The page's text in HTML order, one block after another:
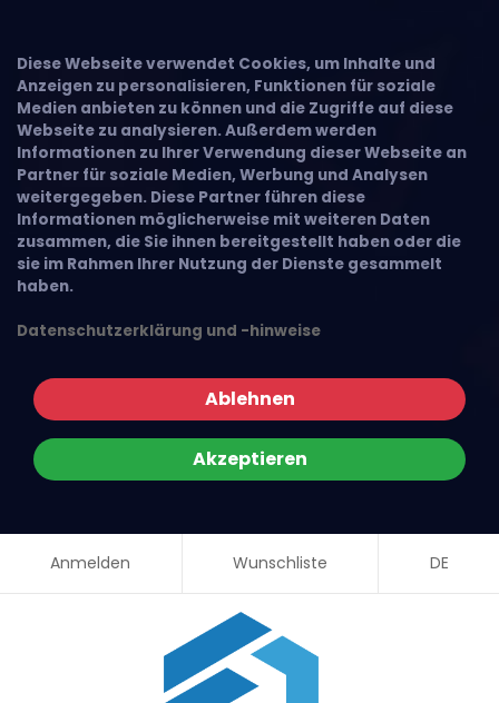
Diese Webseite verwendet Cookies, um Inhalte und
Anzeigen zu personalisieren, Funktionen für soziale
Medien anbieten zu können und die Zugriffe auf diese
Webseite zu analysieren. Außerdem werden
Informationen zu Ihrer Verwendung dieser Webseite an
Partner für soziale Medien, Werbung und Analysen
weitergegeben. Diese Partner führen diese
Informationen möglicherweise mit weiteren Daten
zusammen, die Sie ihnen bereitgestellt haben oder die
sie im Rahmen Ihrer Nutzung der Dienste gesammelt
haben.
Datenschutzerklärung und -hinweise
Ablehnen
Akzeptieren
Anmelden Wunschliste DE